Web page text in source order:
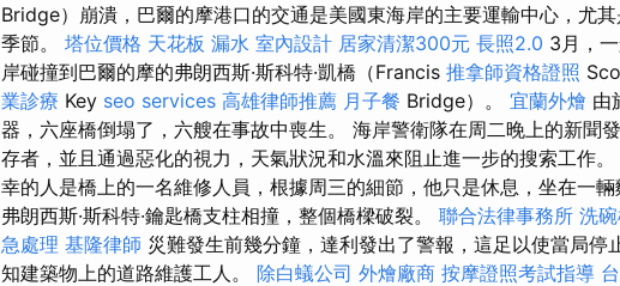
Bridge）崩潰，巴爾的摩港口的交通是美國東海岸的主要運輸中心，尤
季節。 塔位價格 天花板 漏水 室內設計 居家清潔300元 長照2.0 3月，
岸碰撞到巴爾的摩的弗朗西斯·斯科特·凱橋（Francis 推拿師資格證照
業診療 Key seo services 高雄律師推薦 月子餐 Bridge）。 宜蘭外燴 由
器，六座橋倒塌了，六艘在事故中喪生。 海岸警衛隊在周二晚上的新聞
存者，並且通過惡化的視力，天氣狀況和水溫來阻止進一步的搜索工作。
幸的人是橋上的一名維修人員，根據周三的細節，他只是休息，坐在一
弗朗西斯·斯科特·鑰匙橋支柱相撞，整個橋樑破裂。 聯合法律事務所 洗
急處理 基隆律師 災難發生前幾分鐘，達利發出了警報，這足以使當局停
知建築物上的道路維護工人。 除白蟻公司 外燴廠商 按摩證照考試指導